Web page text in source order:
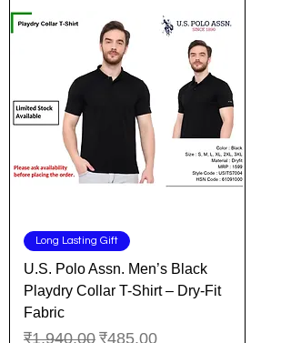
Long Lasting Gift
U.S. Polo Assn. Men’s Black
Playdry Collar T-Shirt – Dry-Fit
Fabric
नियमित मूल्य
₹1,940.00 बिक्री मूल्य
₹485.00